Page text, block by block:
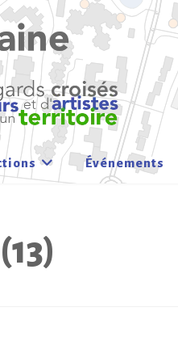
Événements